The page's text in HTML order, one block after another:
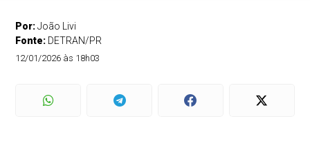
Por:João Livi
Fonte: DETRAN/PR
12/01/2026 às 18h03